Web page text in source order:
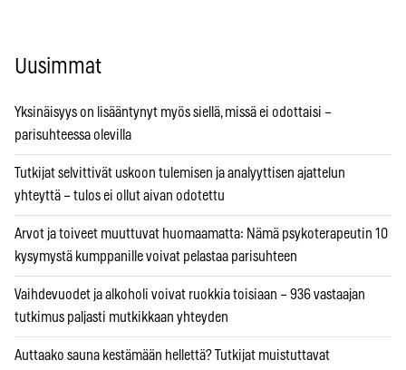
Uusimmat
Yksinäisyys on lisääntynyt myös siellä, missä ei odottaisi –
parisuhteessa olevilla
Tutkijat selvittivät uskoon tulemisen ja analyyttisen ajattelun
yhteyttä – tulos ei ollut aivan odotettu
Arvot ja toiveet muuttuvat huomaamatta: Nämä psykoterapeutin 10
kysymystä kumppanille voivat pelastaa parisuhteen
Vaihdevuodet ja alkoholi voivat ruokkia toisiaan – 936 vastaajan
tutkimus paljasti mutkikkaan yhteyden
Auttaako sauna kestämään hellettä? Tutkijat muistuttavat